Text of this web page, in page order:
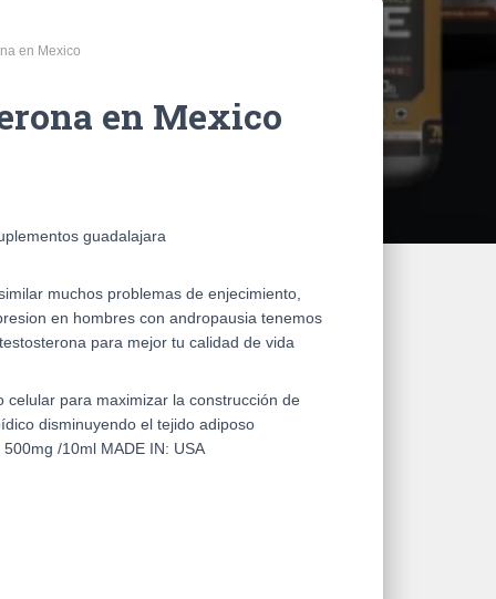
en Mexico
en Mexico
guadalajara
muchos problemas de enjecimiento,
en hombres con andropausia tenemos
para mejor tu calidad de vida
celular para maximizar la construcción de
disminuyendo el tejido adiposo
/10ml MADE IN: USA